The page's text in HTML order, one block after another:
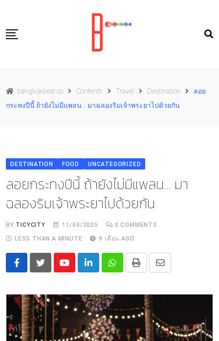
content
Food
TH
bangkokbeat.co Contents Travel Destination
ลอย
กระทงปีนี้ ถ้ายังไม่มีแพลน… มาฉลองริมเจ้าพระยาไปด้วยกัน
DESTINATION FOOD UNCATEGORIZED
ลอยกระทงปีนี้ ถ้ายังไม่มีแพลน… มา
ฉลองริมเจ้าพระยาไปด้วยกัน
BY TICYCITY 11/05/2025 0 COMMENTS
LESS THAN A MINUTE
9 เดือน AGO
YoutubeLinkedInWhatsapp
Print
Share
Email